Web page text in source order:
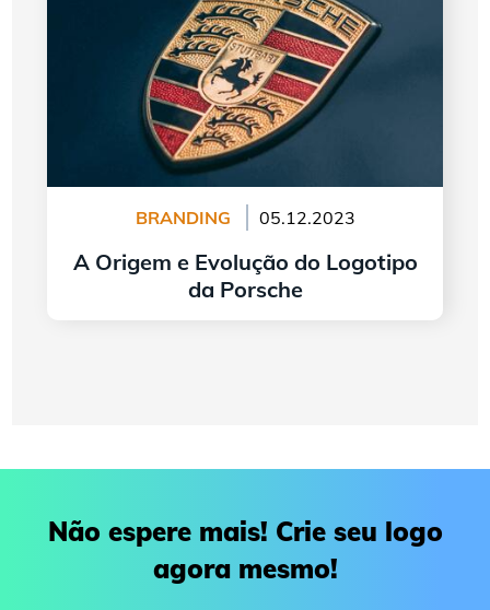
BRANDING 05.12.2023
A Origem e Evolução do Logotipo
da Porsche
Não espere mais! Crie seu logo
agora mesmo!